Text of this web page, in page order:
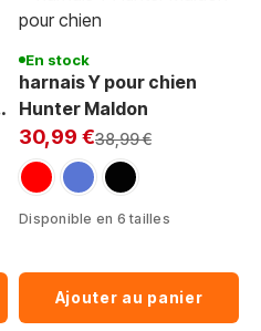
En stock
harnais Y pour chien
Hunter Maldon
Exclu Web:
30,99 €Prix normal
38,99 €
rougebleu noir
Disponible en 6 tailles
Ajouter au panier